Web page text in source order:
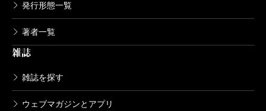
発行形態一覧
著者一覧
雑誌
雑誌を探す
ウェブマガジンとアプリ